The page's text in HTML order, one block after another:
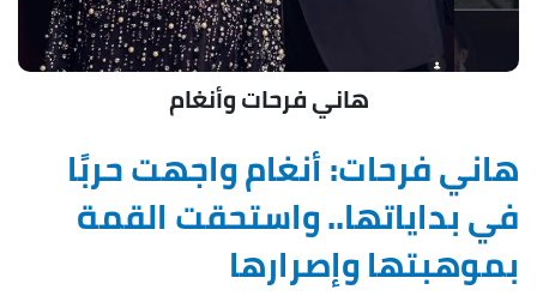
هاني فرحات وأنغام
هاني فرحات: أنغام واجهت حربًا
في بداياتها.. واستحقت القمة
بموهبتها وإصرارها